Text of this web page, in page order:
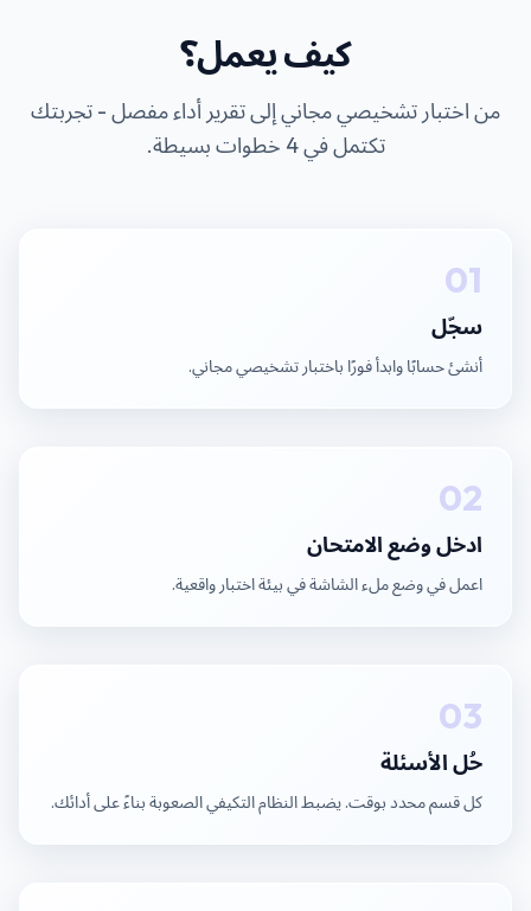
كيف يعمل؟
من اختبار تشخيصي مجاني إلى تقرير أداء مفصل - تجربتك
تكتمل في 4 خطوات بسيطة.
01
سجّل
أنشئ حسابًا وابدأ فورًا باختبار تشخيصي مجاني.
02
ادخل وضع الامتحان
اعمل في وضع ملء الشاشة في بيئة اختبار واقعية.
03
حُل الأسئلة
كل قسم محدد بوقت. يضبط النظام التكيفي الصعوبة بناءً على أدائك.